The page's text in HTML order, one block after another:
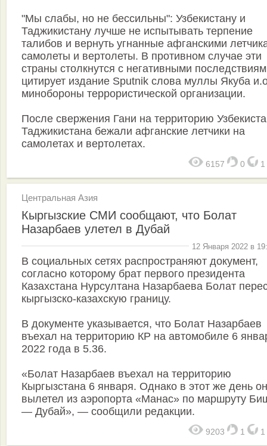
"Мы слабы, но не бессильны": Узбекистану и
Таджикистану лучше не испытывать терпение
талибов и вернуть угнанные афганскими
самолеты и вертолеты. В противном случае эти
страны столкнутся с негативными
цитирует издание Sputnik слова муллы Якуба
минобороны террористической организации.
После свержения Гани на территорию
Таджикистана бежали афганские летчики на
самолетах и вертолетах.
6157 0 1
Центральная Азия
Кыргызские СМИ сообщают, что Болат
Назарбаев улетел в Дубай
12 Января 2022 в
В социальных сетях распространяют документ,
согласно которому брат первого президента
Казахстана Нурсултана Назарбаева Болат
кыргызско-казахскую границу.
В документе указывается, что Болат Назарбаев
въехал на территорию КР на автомобиле 6
2022 года в 5.36.
«Болат Назарбаев въехал на территорию
Кыргызстана 6 января. Однако в этот же день он
вылетел из аэропорта «Манас» по маршруту
— Дубай», — сообщили редакции.
9203 1 1